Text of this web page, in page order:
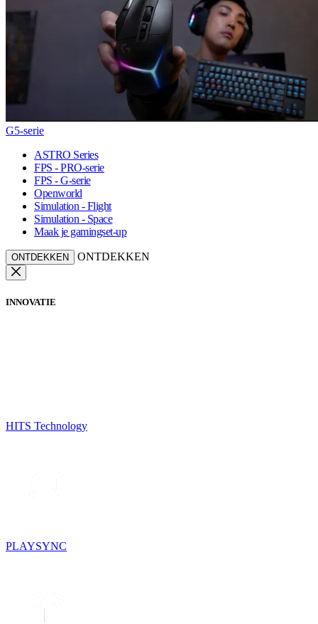
G5-serie
ASTRO Series
FPS - PRO-serie
FPS - G-serie
Openworld
Simulation - Flight
Simulation - Space
Maak je gamingset-up
ONTDEKKEN ONTDEKKEN
INNOVATIE
HITS Technology
PLAYSYNC